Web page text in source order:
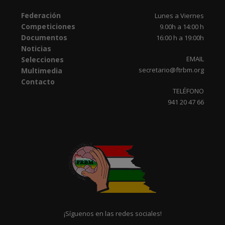
Federación
Competiciones
Documentos
Noticias
Selecciones
Multimedia
Contacto
Lunes a Viernes
9.00h a 14:00 h
16:00 h a 19:00h
EMAIL
secretario@ftrbm.org
TELÉFONO
941 20 47 66
¡Síguenos en las redes sociales!